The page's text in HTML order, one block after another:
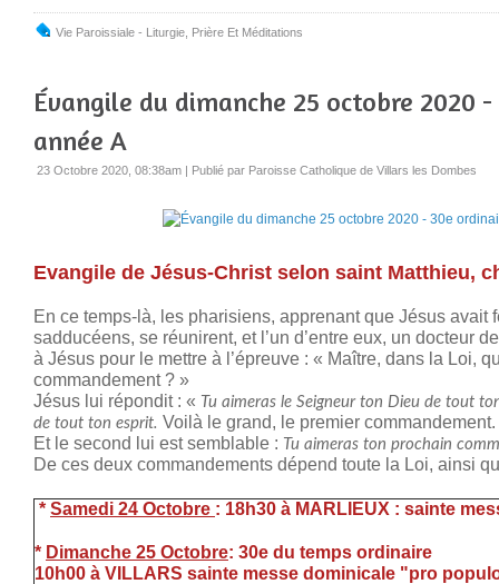
Vie Paroissiale - Liturgie Prière Et Méditations
Évangile du dimanche 25 octobre 2020
année A
23 Octobre 2020, 08:38am | Publié par Paroisse Catholique de Villars les Dombes
Evangile de Jésus-Christ selon saint Matthieu,
En ce temps-là, les pharisiens, apprenant que Jésus avait
sadducéens, se réunirent, et l’un d’entre eux, un docteur
à Jésus pour le mettre à l’épreuve : « Maître, dans la Loi,
commandement ? »
Jésus lui répondit : « Tu aimeras le Seigneur ton Dieu de tout
de tout ton esprit. Voilà le grand, le premier commandement.
Et le second lui est semblable : Tu aimeras ton prochain
De ces deux commandements dépend toute la Loi, ainsi
* Samedi 24 Octobre : 18h30 à MARLIEUX : sainte
* Dimanche 25 Octobre: 30e du
10h00 à VILLARS sainte messe dominicale "pro